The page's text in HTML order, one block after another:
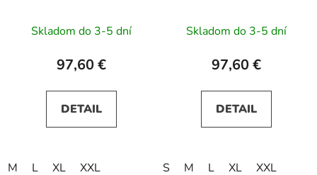
béžové s trblietkami
Skladom do 3-5 dní
97,60 €
DETAIL
M L XL XXL
čierne s trblietkami
Skladom do 3-5 dní
97,60 €
DETAIL
S M L XL XXL